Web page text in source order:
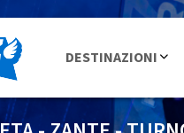
DESTINAZIONI